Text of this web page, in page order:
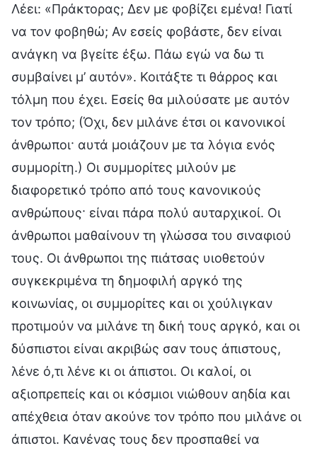
Λέει: «Πράκτορας; Δεν με φοβίζει εμένα! Γιατί
να τον φοβηθώ; Αν εσείς φοβάστε, δεν είναι
ανάγκη να βγείτε έξω. Πάω εγώ να δω τι
συμβαίνει μ’ αυτόν». Κοιτάξτε τι θάρρος και
τόλμη που έχει. Εσείς θα μιλούσατε με αυτόν
τον τρόπο; (Όχι, δεν μιλάνε έτσι οι κανονικοί
άνθρωποι· αυτά μοιάζουν με τα λόγια ενός
συμμορίτη.) Οι συμμορίτες μιλούν με
διαφορετικό τρόπο από τους κανονικούς
ανθρώπους· είναι πάρα πολύ αυταρχικοί. Οι
άνθρωποι μαθαίνουν τη γλώσσα του σιναφιού
τους. Οι άνθρωποι της πιάτσας υιοθετούν
συγκεκριμένα τη δημοφιλή αργκό της
κοινωνίας, οι συμμορίτες και οι χούλιγκαν
προτιμούν να μιλάνε τη δική τους αργκό, και οι
δύσπιστοι είναι ακριβώς σαν τους άπιστους,
λένε ό,τι λένε κι οι άπιστοι. Οι καλοί, οι
αξιοπρεπείς και οι κόσμιοι νιώθουν αηδία και
απέχθεια όταν ακούνε τον τρόπο που μιλάνε οι
άπιστοι. Κανένας τους δεν προσπαθεί να